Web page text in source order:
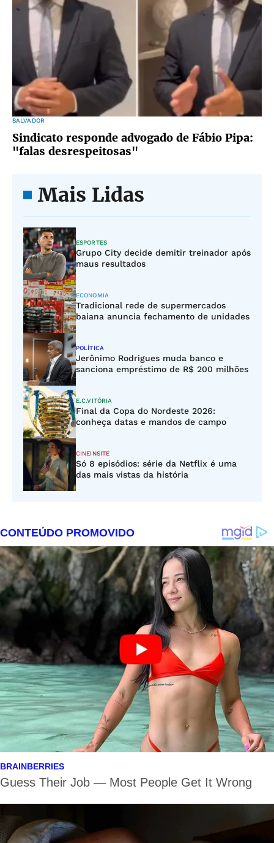
SALVADOR
Sindicato responde advogado de Fábio Pipa:
"falas desrespeitosas"
Mais Lidas
ESPORTES
Grupo City decide demitir treinador após
maus resultados
ECONOMIA
Tradicional rede de supermercados
baiana anuncia fechamento de unidades
POLÍTICA
Jerônimo Rodrigues muda banco e
sanciona empréstimo de R$ 200 milhões
E.C.VITÓRIA
Final da Copa do Nordeste 2026:
conheça datas e mandos de campo
CINEINSITE
Só 8 episódios: série da Netflix é uma
das mais vistas da história